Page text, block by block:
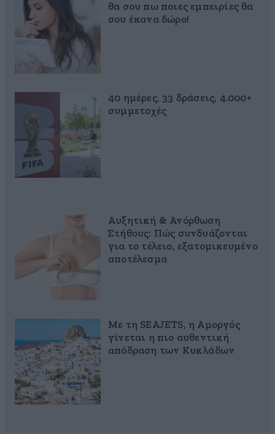
θα σου πω ποιες εμπειρίες θα
σου έκανα δώρο!
40 ημέρες, 33 δράσεις, 4.000+
συμμετοχές
Αυξητική & Ανόρθωση
Στήθους: Πώς συνδυάζονται
για το τέλειο, εξατομικευμένο
αποτέλεσμα
Με τη SEAJETS, η Αμοργός
γίνεται η πιο αυθεντική
απόδραση των Κυκλάδων